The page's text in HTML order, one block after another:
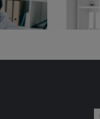
Vše o